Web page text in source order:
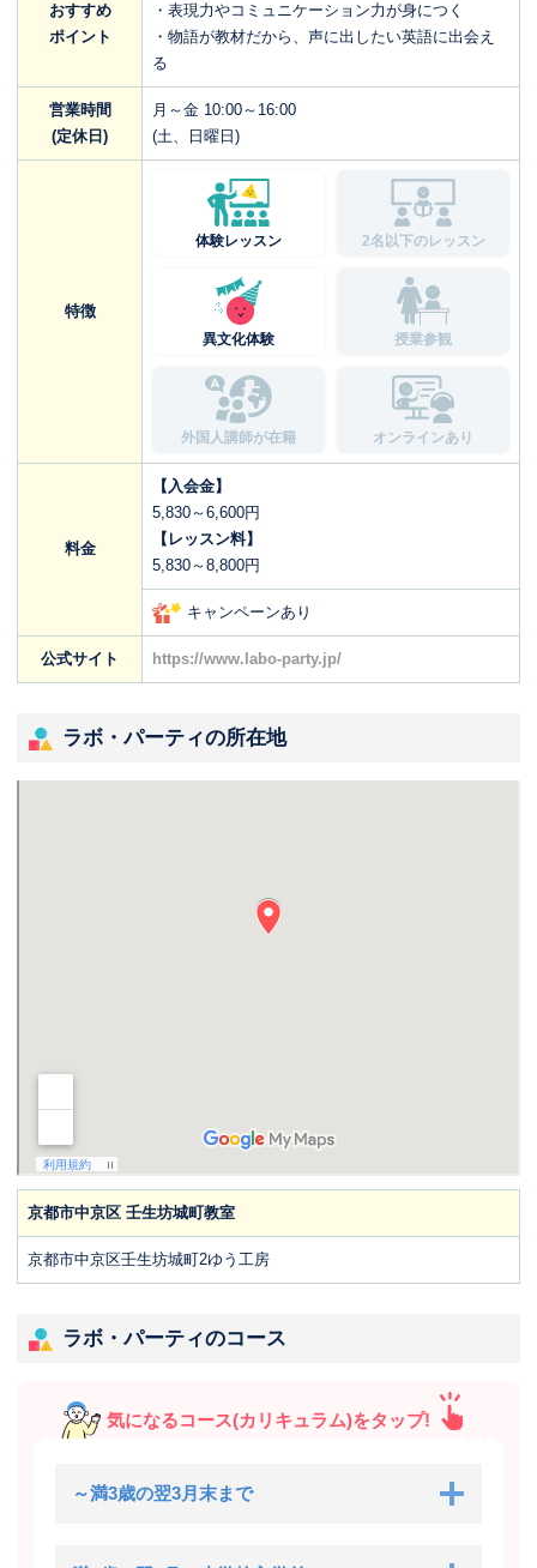
おすすめ
ポイント
・表現力やコミュニケーション力が身につく
・物語が教材だから、声に出したい英語に出会え
る
営業時間
(定休日)
月～金 10:00～16:00
(土、日曜日)
特徴
体験レッスン 2名以下のレッスン
異文化体験 授業参観
外国人講師が在籍 オンラインあり
料金
【入会金】
5,830～6,600円
【レッスン料】
5,830～8,800円
キャンペーンあり
公式サイト https://www.labo-party.jp/
ラボ・パーティの所在地
京都市中京区 壬生坊城町教室
京都市中京区壬生坊城町2ゆう工房
ラボ・パーティのコース
気になるコース(カリキュラム)をタップ!
～満3歳の翌3月末まで